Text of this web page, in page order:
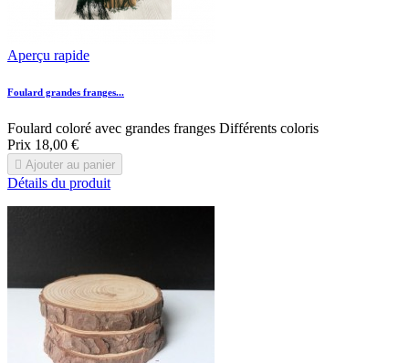
Aperçu rapide
Foulard grandes franges...
Foulard coloré avec grandes franges Différents coloris
Prix 18,00 €
 Ajouter au panier
Détails du produit